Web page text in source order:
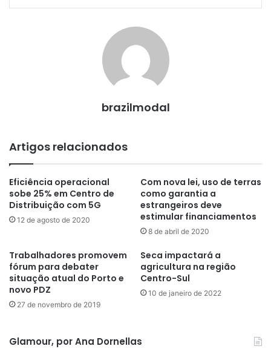
brazilmodal
Artigos relacionados
Eficiência operacional
sobe 25% em Centro de
Distribuição com 5G
12 de agosto de 2020
Com nova lei, uso de terras
como garantia a
estrangeiros deve
estimular financiamentos
8 de abril de 2020
Trabalhadores promovem
fórum para debater
situação atual do Porto e
novo PDZ
27 de novembro de 2019
Seca impactará a
agricultura na região
Centro-Sul
10 de janeiro de 2022
Glamour, por Ana Dornellas